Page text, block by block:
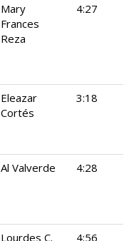
Mary
Frances
Reza
4:27
Eleazar
Cortés
3:18
Al Valverde 4:28
Lourdes C.
4:56